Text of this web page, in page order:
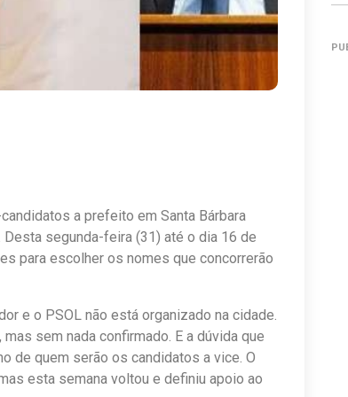
a prefeito em Santa Bárbara
segunda-feira (31) até o dia 16 de
para escolher os nomes que concorrerão
e o PSOL não está organizado na cidade.
, mas sem nada confirmado. E a dúvida que
de quem serão os candidatos a vice. O
esta semana voltou e definiu apoio ao